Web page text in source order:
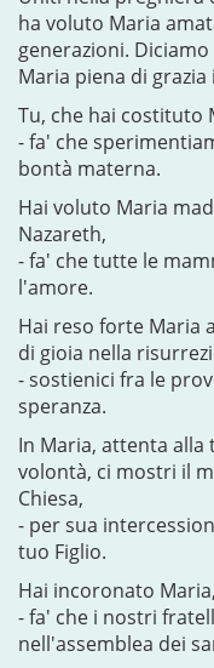
ha voluto Maria
generazioni.
Maria piena di
Tu, che hai costituto
- fa' che
bontà materna.
Hai voluto Maria
Nazareth,
- fa' che tutte le
l'amore.
Hai reso forte Maria
di gioia nella
- sostienici fra le
speranza.
In Maria, attenta alla
volontà, ci mostri il
Chiesa,
- per sua
tuo Figlio.
Hai incoronato
- fa' che i nostri
nell'assemblea dei